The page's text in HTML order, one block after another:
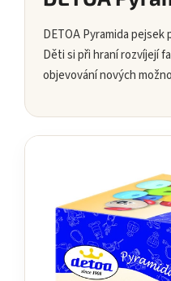
DETOA Pyramida
Děti si při hraní rozvíjejí
objevování nových